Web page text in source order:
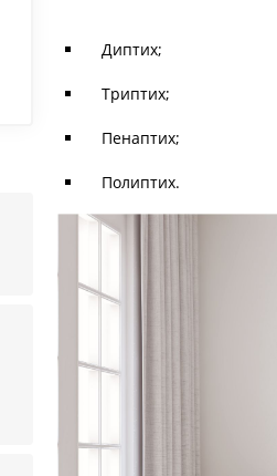
Диптих;
Триптих;
Пенаптих;
Полиптих.